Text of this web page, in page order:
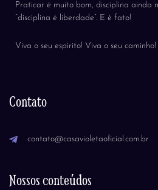
Praticar é muito bom, disciplina ainda
“disciplina é liberdade”. E é fato!
Viva o seu espirito! Viva o seu
Contato
contato@casavioletaoficial.com.br
Nossos conteúdos